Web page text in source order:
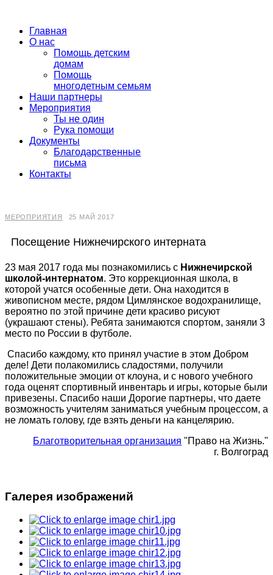
Главная
О нас
Помощь детским
домам
Помощь
многодетным семьям
Наши партнеры
Мероприятия
Ты не один
Рука помощи
Документы
Благодарственные
письма
Контакты
МЕРОПРИЯТИЯ 25 МАЙ 2017
Посещение Нижнечирского интерната
23 мая 2017 года мы познакомились с Нижнечирской
школой-интернатом. Это коррекционная школа, в
которой учатся особенные дети. Она находится в
живописном месте, рядом Цимлянское водохранилище,
вероятно по этой причине дети красиво рисуют
(украшают стены). Ребята занимаются спортом, заняли 3
место по России в футболе.
Спасибо каждому, кто принял участие в этом Добром
деле! Дети полакомились сладостями, получили
положительные эмоции от клоуна, и с нового учебного
года оценят спортивный инвентарь и игры, которые были
привезены. Спасибо наши Дорогие партнеры, что даете
возможность учителям заниматься учебным процессом, а
не ломать голову, где взять деньги на канцелярию.
Благотворительная организация "Право на Жизнь."
г. Волгоград
Галерея изображений